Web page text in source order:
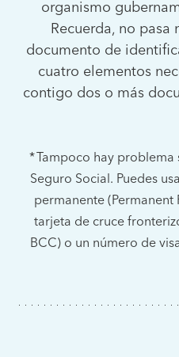
organismo
Recuerda, no pasa
documento de
cuatro elementos
contigo dos o más
* Tampoco hay problema
Seguro Social. Puedes
permanente (Permanent
tarjeta de cruce
BCC) o un número de